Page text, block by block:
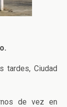
tardes, Ciudad
de vez en